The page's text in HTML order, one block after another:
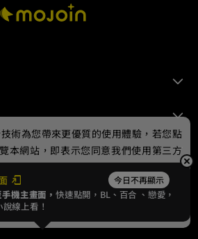
Digital Entertainment Co., Ltd.
今日不再顯示
機主畫面，快速點開，BL、 百合 、戀愛，
線上看！
術為您帶來更優質的使用體驗，若您點
本網站，即表示您同意我們使用第三方
訊請見隱私權政策。
我同意